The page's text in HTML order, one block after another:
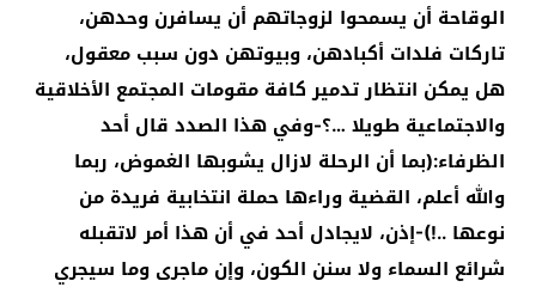
الوقاحة أن يسمحوا لزوجاتهم أن يسافرن وحدهن،
تاركات فلدات أكبادهن، وبيوتهن دون سبب معقول،
هل يمكن انتظار تدمير كافة مقومات المجتمع الأخلاقية
والاجتماعية طويلا …؟-وفي هذا الصدد قال أحد
الظرفاء:(بما أن الرحلة لازال يشوبها الغموض، ربما
والله أعلم، القضية وراءها حملة انتخابية فريدة من
نوعها ..!)-إذن، لايجادل أحد في أن هذا أمر لاتقبله
شرائع السماء ولا سنن الكون، وإن ماجرى وما سيجري